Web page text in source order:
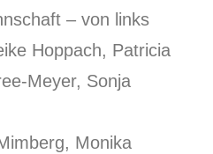
– von links
Hoppach, Patricia
Meyer, Sonja
Monika